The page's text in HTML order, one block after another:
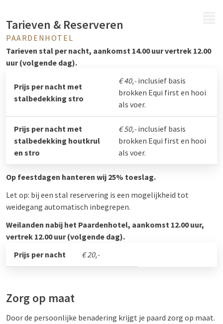
Tarieven & Reserveren
PAARDENHOTEL
Tarieven stal per nacht, aankomst 14.00 uur vertrek 12.00
uur (volgende dag).
Prijs per nacht met
stalbedekking stro
€ 40,-inclusief basis
brokken Equi first en hooi
als voer.
Prijs per nacht met
stalbedekking houtkrul
en stro
€ 50,-inclusief basis
brokken Equi first en hooi
als voer.
Op feestdagen hanteren wij 25% toeslag.
Let op: bij een stal reservering is een mogelijkheid tot
weidegang automatisch inbegrepen.
Weilanden nabij het Paardenhotel, aankomst 12.00 uur,
vertrek 12.00 uur (volgende dag).
Prijs per nacht
€ 20,-
Zorg op maat
Door de persoonlijke benadering krijgt je paard zorg op maat.